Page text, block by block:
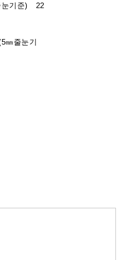
눈기준) 22
㎜줄눈기